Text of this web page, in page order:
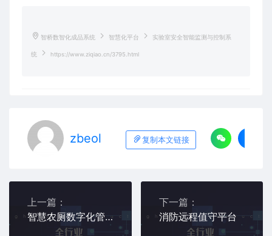
智桥数智化成品系统 智慧化平台 实验室安全智能监测与控制系
统 https://www.ziqiao.cn/3795.html
zbeol 复制本文链接
上一篇：
智慧农厕数字化管理平台
下一篇：
消防远程值守平台